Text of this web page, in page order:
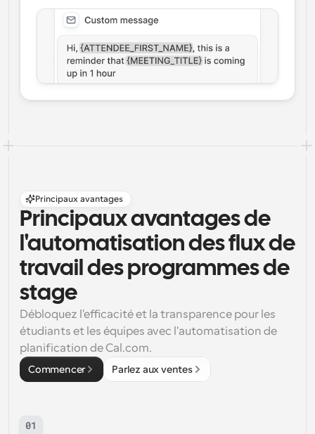
Principaux avantages
Principaux avantages de
l'automatisation des flux de
travail des programmes de
stage
Débloquez l'efficacité et la transparence pour les
étudiants et les équipes avec l'automatisation de
planification de Cal.com.
Commencer Parlez aux ventes
01